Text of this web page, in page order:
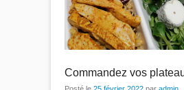
Commandez vos